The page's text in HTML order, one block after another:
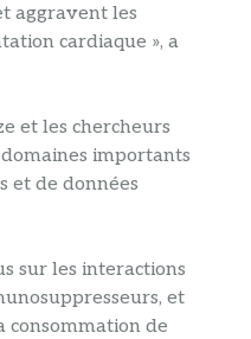
aggravent les
cardiaque », a
et les chercheurs
importants
et de données
sur les interactions
et
consommation de